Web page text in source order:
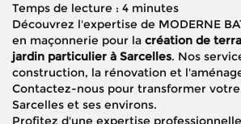
Temps de lecture : 4 minutes
Découvrez l'expertise de MODERNE
en maçonnerie pour la création de
jardin particulier à Sarcelles. Nos
construction, la rénovation et
Contactez-nous pour transformer
Sarcelles et ses environs.
Profitez d'une expertise